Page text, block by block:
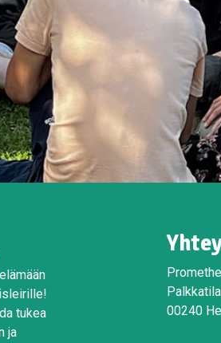
tukea
ja
00240